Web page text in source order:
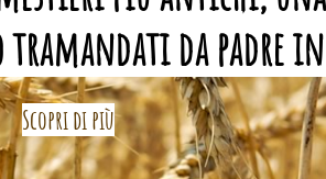
tramandati da padre
Scopri di più